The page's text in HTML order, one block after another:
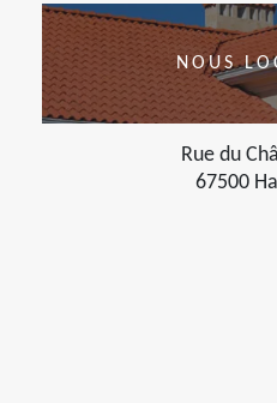
NOUS
Rue du
67500